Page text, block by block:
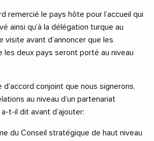
remercié le pays hôte pour l’accueil qui
ainsi qu’à la délégation turque au
visite avant d’annoncer que les
les deux pays seront porté au niveau
conjoint que nous signerons,
au niveau d’un partenariat
t-il dit avant d’ajouter:
du Conseil stratégique de haut niveau